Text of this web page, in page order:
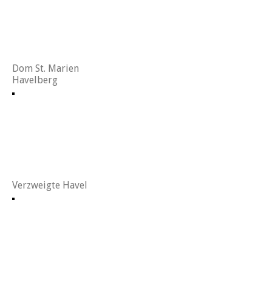
Dom St. Marien
Havelberg
Verzweigte Havel